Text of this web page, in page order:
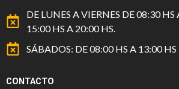
DE LUNES A VIERNES DE 08:30 HS
15:00 HS A 20:00 HS.
SÁBADOS: DE 08:00 HS A 13:00 HS
CONTACTO